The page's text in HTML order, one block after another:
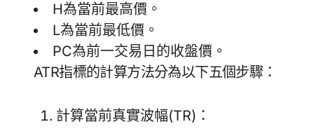
H為當前最高價。
L為當前最低價。
PC為前一交易日的收盤價。
ATR指標的計算方法分為以下五個步驟：
計算當前真實波幅(TR)：